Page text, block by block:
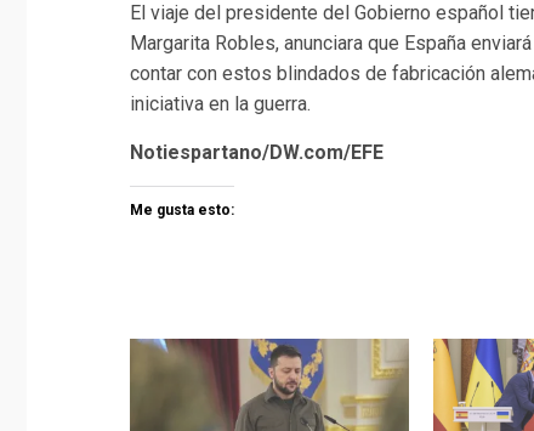
El viaje del presidente del Gobierno español
Margarita Robles, anunciara que España
contar con estos blindados de fabricación
iniciativa en la guerra.
Notiespartano/DW.com/EFE
Me gusta esto: